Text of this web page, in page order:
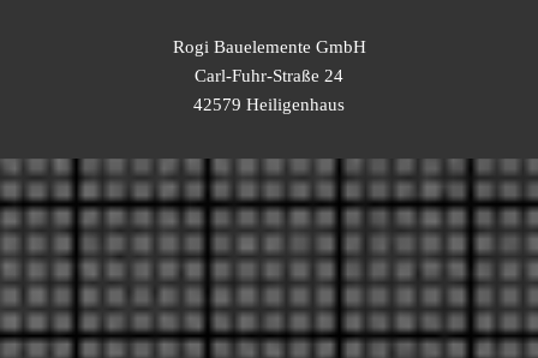
Rogi Bauelemente GmbH
Carl-Fuhr-Straße 24
42579 Heiligenhaus